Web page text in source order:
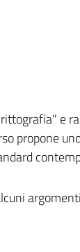
e
propone